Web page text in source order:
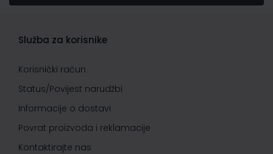
Služba za korisnike
Korisnički račun
Status/Povijest narudžbi
Informacije o dostavi
Povrat proizvoda i reklamacije
Kontaktirajte nas